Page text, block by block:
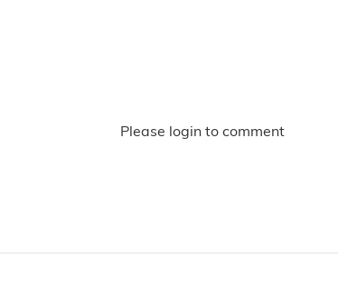
Please login to comment